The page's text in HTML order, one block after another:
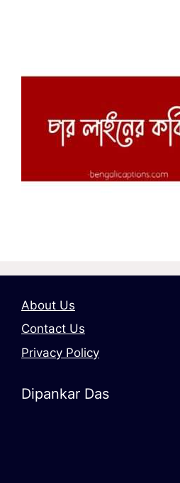
About Us
Contact Us
Privacy Policy
Dipankar Das